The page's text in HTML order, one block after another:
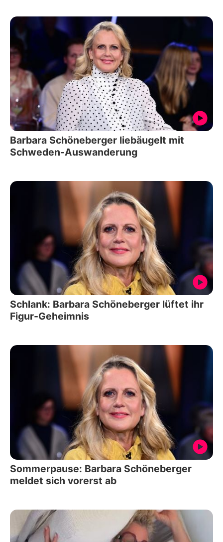
Barbara Schöneberger liebäugelt mit
Schweden-Auswanderung
Schlank: Barbara Schöneberger lüftet ihr
Figur-Geheimnis
Sommerpause: Barbara Schöneberger
meldet sich vorerst ab